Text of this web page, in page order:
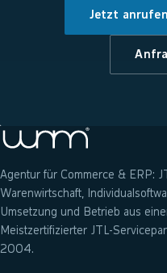
Jetzt
Agentur für Commerce & ERP:
Warenwirtschaft,
Umsetzung und Betrieb aus
Meistzertifizierter JTL-
2004.